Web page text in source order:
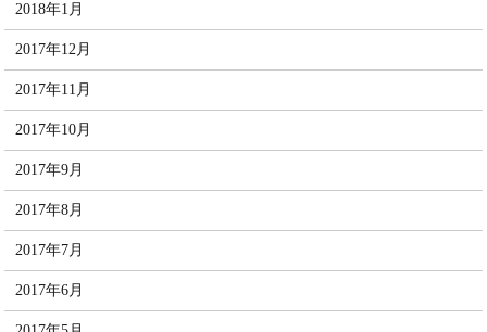
2018年1月
2017年12月
2017年11月
2017年10月
2017年9月
2017年8月
2017年7月
2017年6月